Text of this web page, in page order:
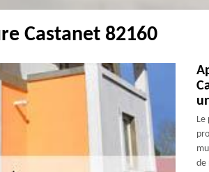
Castanet 82160
Le
de